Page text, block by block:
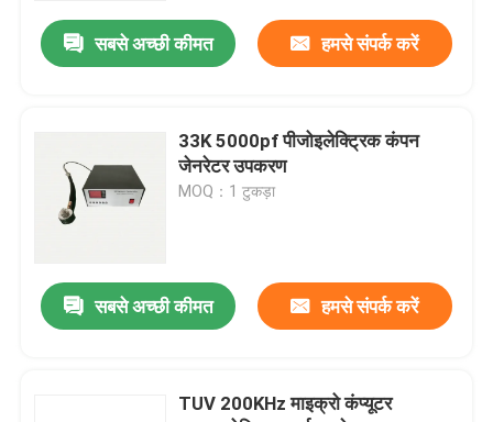
Immersible अल्ट्रासोनिक ट्रांसड्यूसर
अल्ट्रासोनिक आवृत्ति जनरेटर
अल्ट्रासोनिक सेल विघटनकारी
अल्ट्रासोनिक रिएक्टर
सबसे अच्छी कीमत हमसे संपर्क करें
33K 5000pf पीजोइलेक्ट्रिक कंपन
जेनरेटर उपकरण
MOQ：1 टुकड़ा
सबसे अच्छी कीमत हमसे संपर्क करें
TUV 200KHz माइक्रो कंप्यूटर